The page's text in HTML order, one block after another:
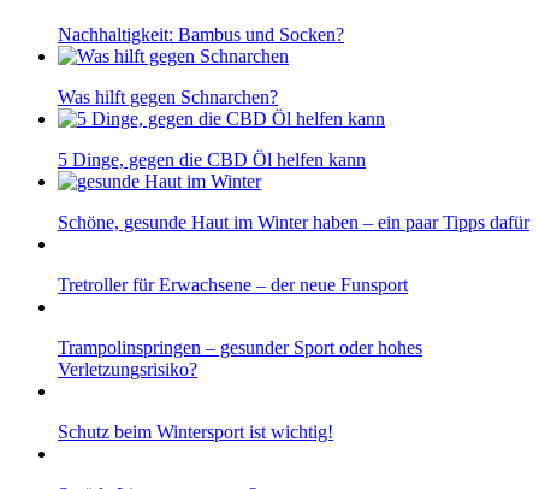
Nachhaltigkeit: Bambus und Socken?
Was hilft gegen Schnarchen?
5 Dinge, gegen die CBD Öl helfen kann
Schöne, gesunde Haut im Winter haben – ein paar Tipps dafür
Tretroller für Erwachsene – der neue Funsport
Trampolinspringen – gesunder Sport oder hohes
Verletzungsrisiko?
Schutz beim Wintersport ist wichtig!